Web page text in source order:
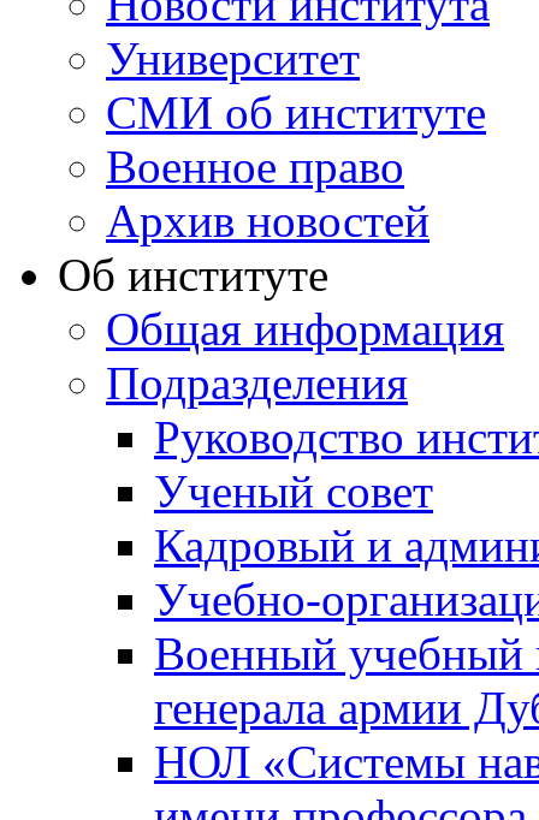
Университет
СМИ об институте
Военное право
Архив новостей
Об институте
Общая информация
Подразделения
Руководство
Ученый совет
Кадровый и
Учебно-
Военный учебный
генерала армии
НОЛ «Системы